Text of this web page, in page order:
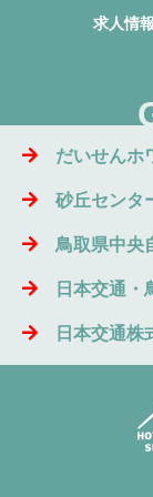
求人情報
だいせんホ
砂丘センタ
鳥取県中央
日本交通・
日本交通株